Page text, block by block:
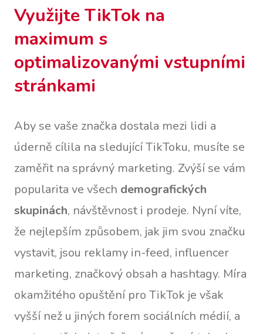
Využijte TikTok na
maximum s
optimalizovanými vstupními
stránkami
Aby se vaše značka dostala mezi lidi a
úderně cílila na sledující TikToku, musíte se
zaměřit na správný marketing. Zvýší se vám
popularita ve všech demografických
skupinách, návštěvnost i prodeje. Nyní víte,
že nejlepším způsobem, jak jim svou značku
vystavit, jsou reklamy in-feed, influencer
marketing, značkový obsah a hashtagy. Míra
okamžitého opuštění pro TikTok je však
vyšší než u jiných forem sociálních médií, a